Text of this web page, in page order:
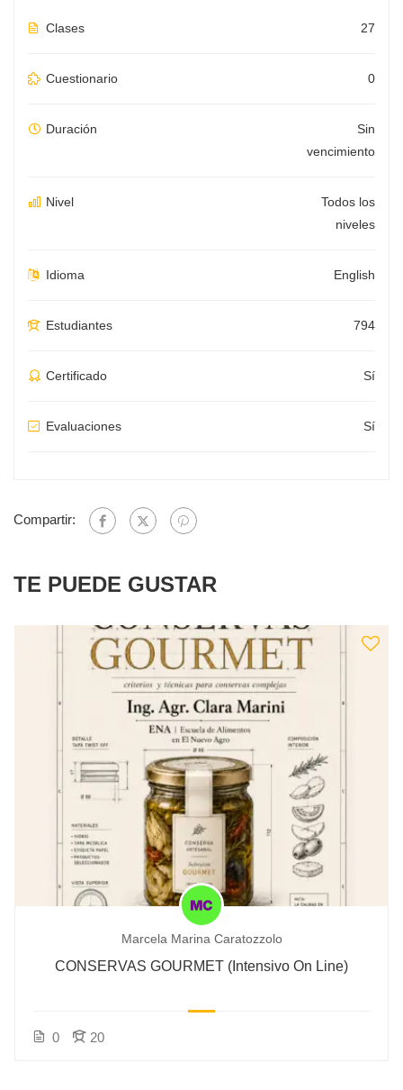
Clases 27
Cuestionario 0
Duración
Sin
vencimiento
Nivel
Todos los
niveles
Idioma English
Estudiantes 794
Certificado Sí
Evaluaciones Sí
Compartir:
TE PUEDE GUSTAR
Marcela Marina Caratozzolo
CONSERVAS GOURMET (Intensivo On Line)
0 20